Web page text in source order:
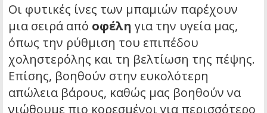
Οι φυτικές ίνες των μπαμιών παρέχουν
μια σειρά από οφέλη για την υγεία μας,
όπως την ρύθμιση του επιπέδου
χοληστερόλης και τη βελτίωση της πέψης.
Επίσης, βοηθούν στην ευκολότερη
απώλεια βάρους, καθώς μας βοηθούν να
νιώθουμε πιο κορεσμένοι για περισσότερο